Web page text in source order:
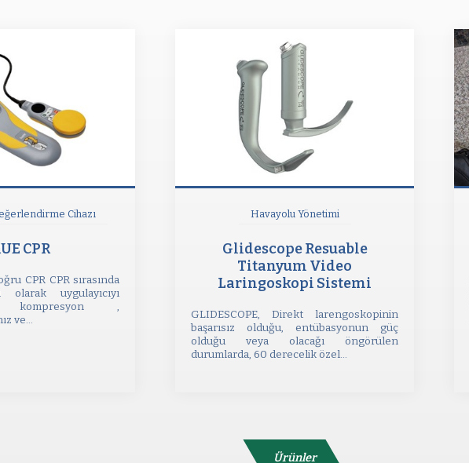
Cihazı
CPR
CPR CPR sırasında
olarak uygulayıcıyı
kompresyon ,
ve...
Havayolu Yönetimi
Glidescope Resuable
Titanyum Video
Laringoskopi Sistemi
GLIDESCOPE, Direkt larengoskopinin
başarısız olduğu, entübasyonun güç
olduğu veya olacağı öngörülen
durumlarda, 60 derecelik özel...
Ürünler